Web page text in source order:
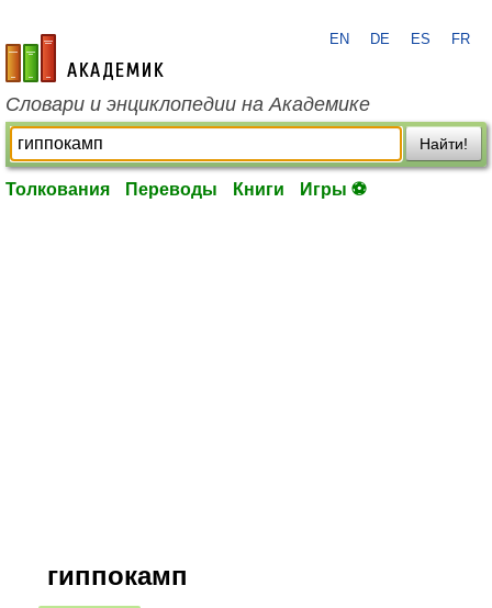
academic.ru
EN DE ES FR
Словари и энциклопедии на Академике
Найти!
Толкования Переводы Книги Игры ⚽
гиппокамп